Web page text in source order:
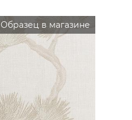
Образец в магазине